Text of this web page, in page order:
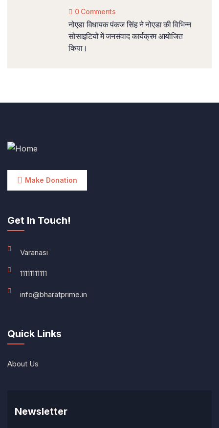
0 Comments
नोएडा विधायक पंकज सिंह ने नोएडा की विभिन्न
सोसाइटियों में जनसंवाद कार्यक्रम आयोजित
किया।
Make Donation
Get In Touch!
Varanasi
11111111111
info@bharatprime.in
Quick Links
About Us
Newsletter